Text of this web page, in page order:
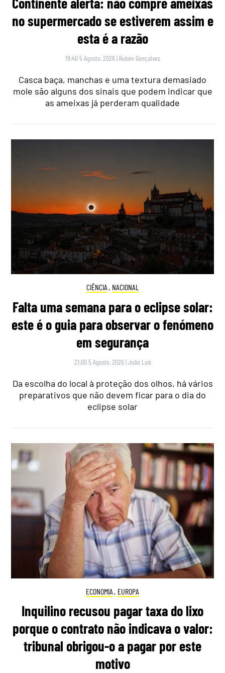
no supermercado se estiverem assim e
esta é a razão
18:40 5 Agosto, 2026 | Rubén Gonçalves
Casca baça, manchas e uma textura demasiado
mole são alguns dos sinais que podem indicar que
as ameixas já perderam qualidade
CIÊNCIA , NACIONAL
Falta uma semana para o eclipse solar:
este é o guia para observar o fenómeno
em segurança
21:00 5 Agosto, 2026 |João Luís
Da escolha do local à proteção dos olhos, há vários
preparativos que não devem ficar para o dia do
eclipse solar
ECONOMIA , EUROPA
Inquilino recusou pagar taxa do lixo
porque o contrato não indicava o valor:
tribunal obrigou-o a pagar por este
motivo